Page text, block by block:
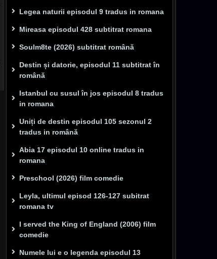
Legea naturii episodul 9 tradus in romana
Mireasa episodul 428 subtitrat romana
Soulm8te (2026) subtitrat română
Destin și datorie, episodul 11 subtitrat în
română
Istanbul cu susul în jos episodul 8 tradus
in romana
Uniți de destin episodul 105 sezonul 2
tradus in română
Abia 17 episodul 10 online tradus in
romana
Preschool (2026) film comedie
Leyla, ultimul episod 126-127 subitrat
romana tv
I served the King of England (2006) film
comedie
Numele lui e o legenda episodul 13